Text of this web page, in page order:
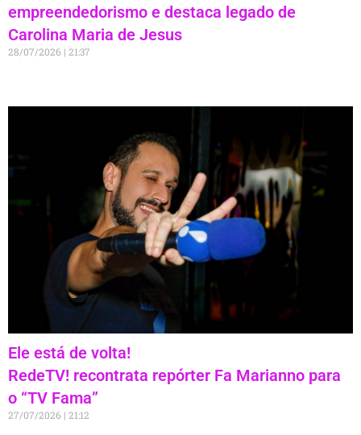
empreendedorismo e destaca legado de
Carolina Maria de Jesus
28/07/2026 21:37
Ele está de volta!
RedeTV! recontrata repórter Fa Marianno para
o “TV Fama”
27/07/2026 21:12